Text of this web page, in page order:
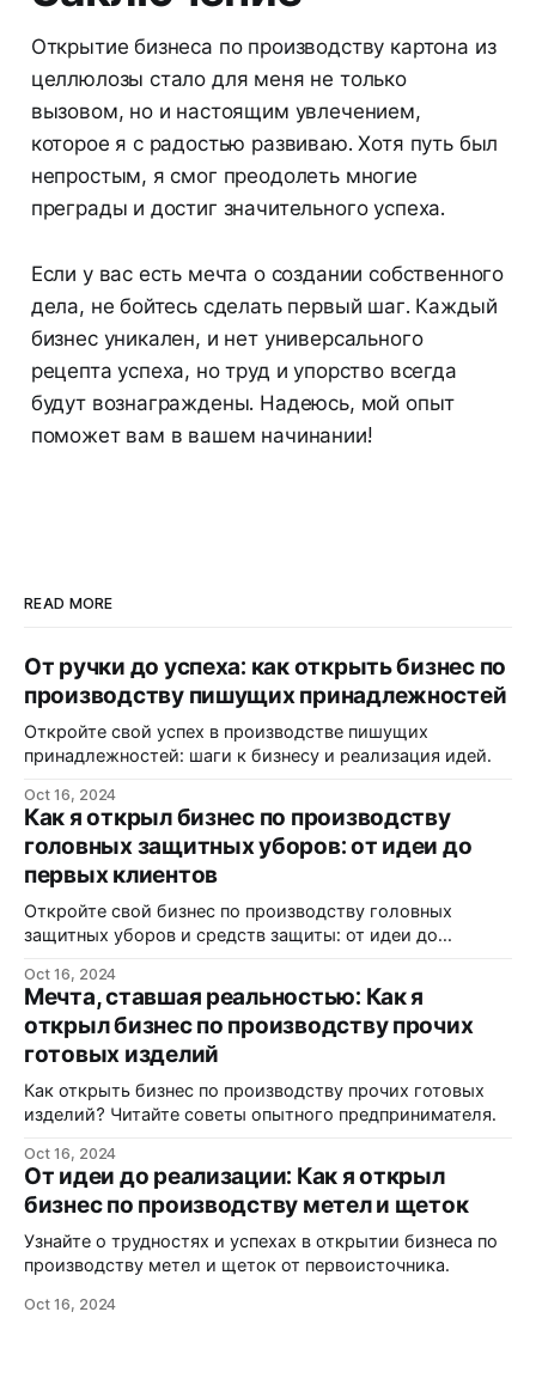
Открытие бизнеса по производству картона из
целлюлозы стало для меня не только
вызовом, но и настоящим увлечением,
которое я с радостью развиваю. Хотя путь был
непростым, я смог преодолеть многие
преграды и достиг значительного успеха.
Если у вас есть мечта о создании собственного
дела, не бойтесь сделать первый шаг. Каждый
бизнес уникален, и нет универсального
рецепта успеха, но труд и упорство всегда
будут вознаграждены. Надеюсь, мой опыт
поможет вам в вашем начинании!
READ MORE
От ручки до успеха: как открыть бизнес по
производству пишущих принадлежностей
Откройте свой успех в производстве пишущих
принадлежностей: шаги к бизнесу и реализация идей.
Oct 16, 2024
Как я открыл бизнес по производству
головных защитных уборов: от идеи до
первых клиентов
Откройте свой бизнес по производству головных
защитных уборов и средств защиты: от идеи до
Oct 16, 2024
Мечта, ставшая реальностью: Как я
открыл бизнес по производству прочих
готовых изделий
Как открыть бизнес по производству прочих готовых
изделий? Читайте советы опытного предпринимателя.
Oct 16, 2024
От идеи до реализации: Как я открыл
бизнес по производству метел и щеток
Узнайте о трудностях и успехах в открытии бизнеса по
производству метел и щеток от первоисточника.
Oct 16, 2024